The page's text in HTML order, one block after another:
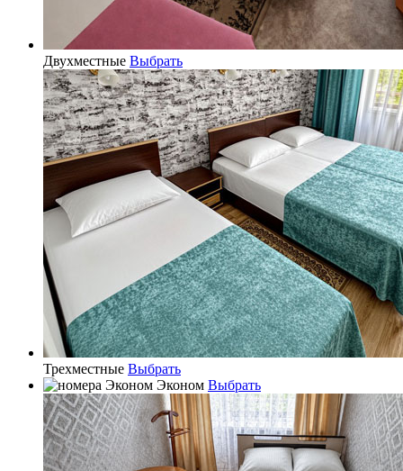
Двухместные Выбрать
Трехместные Выбрать
Эконом Выбрать